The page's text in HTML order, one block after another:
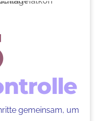
gemeinsam, um